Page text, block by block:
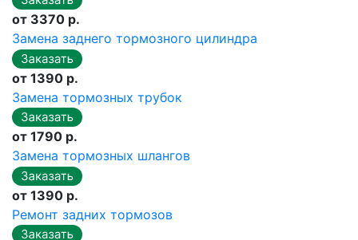
от 3370 р.
Замена заднего тормозного цилиндра
от 1390 р.
Замена тормозных трубок
от 1790 р.
Замена тормозных шлангов
от 1390 р.
Ремонт задних тормозов